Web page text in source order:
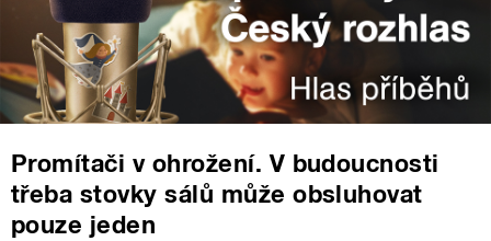
Promítači v ohrožení. V budoucnosti
třeba stovky sálů může obsluhovat
pouze jeden